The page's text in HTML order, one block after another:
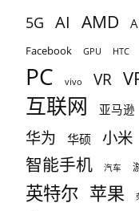
5G AI AMD
Facebook GPU HTC
PC vivo VR
互联网 亚马逊
华为 华硕 小米
智能手机 汽车
英特尔 苹果